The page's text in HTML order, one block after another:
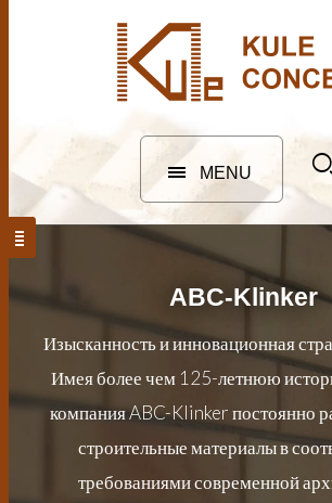
MENU
ABC-Klinker
Изысканность и инновационная
Имея более чем 125-летнюю
компания ABC-Klinker постоянно
строительные материалы в
требованиями современной